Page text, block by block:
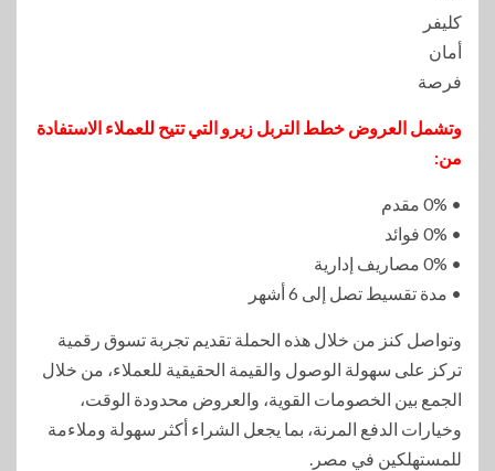
كليفر
أمان
فرصة
وتشمل العروض خطط التربل زيرو التي تتيح للعملاء الاستفادة
من:
• 0% مقدم
• 0% فوائد
• 0% مصاريف إدارية
• مدة تقسيط تصل إلى 6 أشهر
وتواصل كنز من خلال هذه الحملة تقديم تجربة تسوق رقمية
تركز على سهولة الوصول والقيمة الحقيقية للعملاء، من خلال
الجمع بين الخصومات القوية، والعروض محدودة الوقت،
وخيارات الدفع المرنة، بما يجعل الشراء أكثر سهولة وملاءمة
للمستهلكين في مصر.